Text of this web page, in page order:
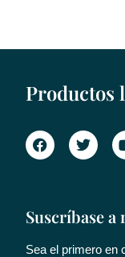
Productos
Suscríbase
Sea el primero en